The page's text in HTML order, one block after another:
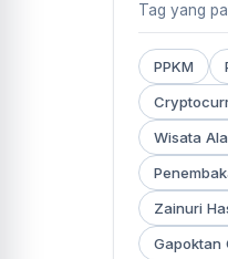
Tag yang
PPKM
Wisata
Zainuri
Gapoktan